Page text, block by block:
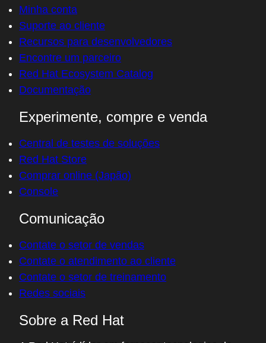
Minha conta
Suporte ao cliente
Recursos para desenvolvedores
Encontre um parceiro
Red Hat Ecosystem Catalog
Documentação
Experimente, compre e venda
Central de testes de soluções
Red Hat Store
Comprar online (Japão)
Console
Comunicação
Contate o setor de vendas
Contate o atendimento ao cliente
Contate o setor de treinamento
Redes sociais
Sobre a Red Hat